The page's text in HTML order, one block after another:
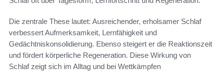
Die zentrale These lautet: Ausreichender, erholsamer Schlaf
verbessert Aufmerksamkeit, Lernfähigkeit und
Gedächtniskonsolidierung. Ebenso steigert er die Reaktionszeit
und fördert körperliche Regeneration. Diese Wirkung von
Schlaf zeigt sich im Alltag und bei Wettkämpfen